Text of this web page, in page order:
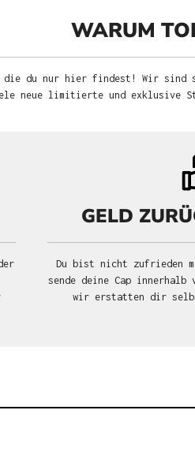
WARUM
du nur hier findest! Wir sind
neue limitierte und exklusive
GELD
Du bist nicht zufrieden
sende deine Cap innerhalb
wir erstatten dir